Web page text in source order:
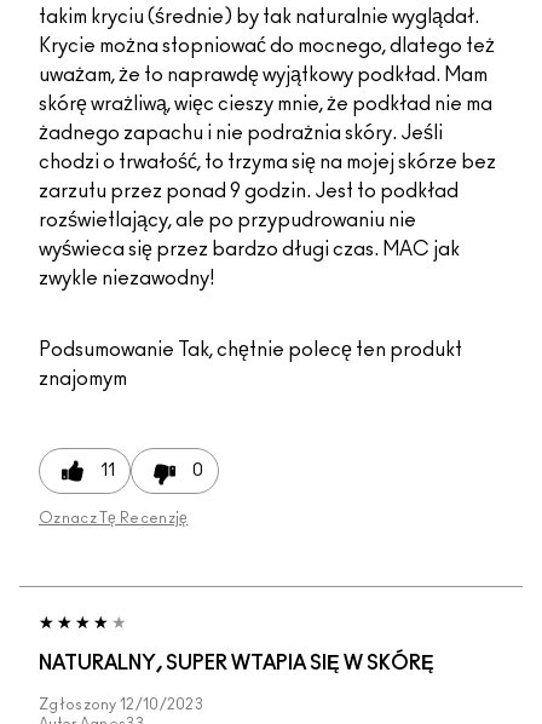
takim kryciu (średnie) by tak naturalnie wyglądał.
Krycie można stopniować do mocnego, dlatego też
uważam, że to naprawdę wyjątkowy podkład. Mam
skórę wrażliwą, więc cieszy mnie, że podkład nie ma
żadnego zapachu i nie podrażnia skóry. Jeśli
chodzi o trwałość, to trzyma się na mojej skórze bez
zarzutu przez ponad 9 godzin. Jest to podkład
rozświetlający, ale po przypudrowaniu nie
wyświeca się przez bardzo długi czas. MAC jak
zwykle niezawodny!
Podsumowanie Tak, chętnie polecę ten produkt
znajomym
11 0
Oznacz Tę Recenzję
NATURALNY, SUPER WTAPIA SIĘ W SKÓRĘ
Zgłoszony 12/10/2023